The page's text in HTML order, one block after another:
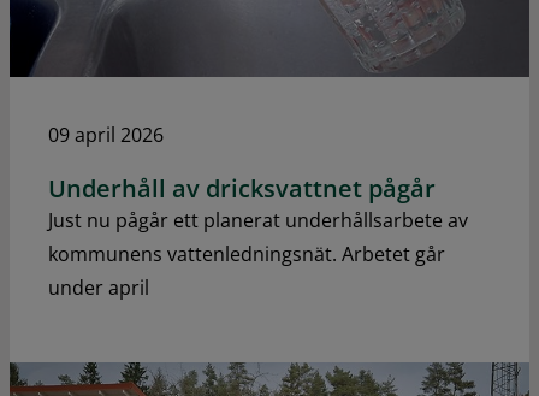
09 april 2026
Underhåll av dricksvattnet pågår
Just nu pågår ett planerat underhållsarbete av
kommunens vattenledningsnät. Arbetet går
under april